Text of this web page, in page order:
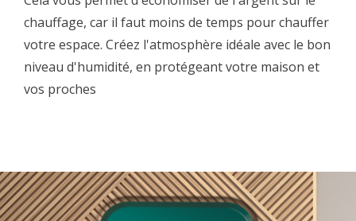
chauffage, car il faut moins de temps pour chauffer
votre espace. Créez l'atmosphère idéale avec le bon
niveau d'humidité, en protégeant votre maison et
vos proches